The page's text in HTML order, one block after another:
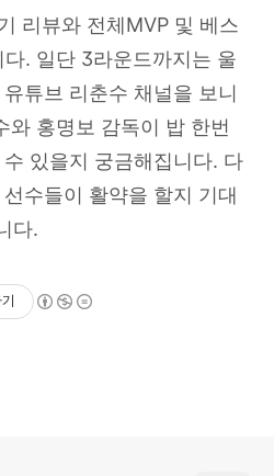
리뷰와 전체MVP 및 베스
다. 일단 3라운드까지는 울
튜브 리춘수 채널을 보니
와 홍명보 감독이 밥 한번
있을지 궁금해집니다. 다
수들이 활약을 할지 기대
다.